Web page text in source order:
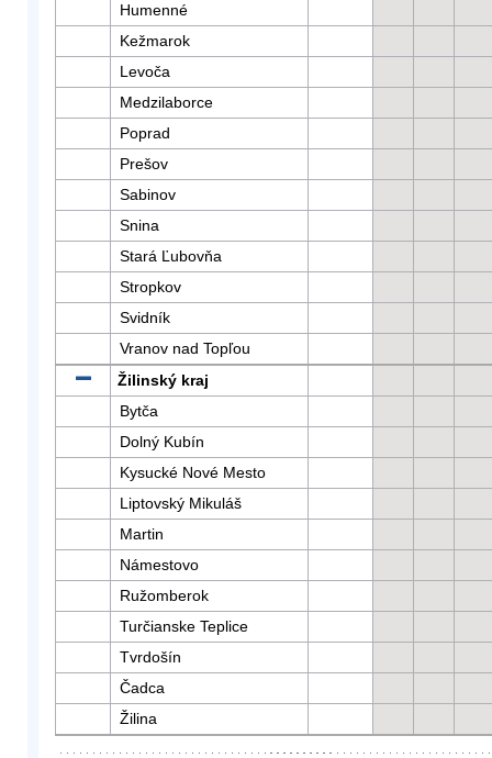
Humenné
Kežmarok
Levoča
Medzilaborce
Poprad
Prešov
Sabinov
Snina
Stará Ľubovňa
Stropkov
Svidník
Vranov nad Topľou
Žilinský kraj
Bytča
Dolný Kubín
Kysucké Nové Mesto
Liptovský Mikuláš
Martin
Námestovo
Ružomberok
Turčianske Teplice
Tvrdošín
Čadca
Žilina